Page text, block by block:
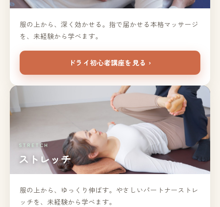
服の上から、深く効かせる。指で届かせる本格マッサージ
を、未経験から学べます。
ドライ初心者講座を見る ›
STRETCH
ストレッチ
服の上から、ゆっくり伸ばす。やさしいパートナーストレ
ッチを、未経験から学べます。